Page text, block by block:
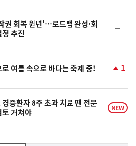
하
권 회복 원년'…로드맵 완성·회
추진
일
로 여름 속으로 바다는 축제 중!
상
승
1
증환자 8주 초과 치료 땐 전문
토 거쳐야
NEW